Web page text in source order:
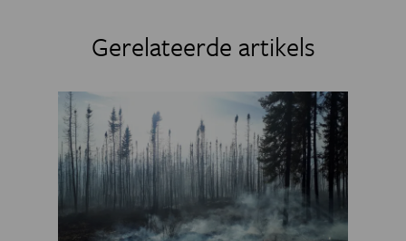
Gerelateerde artikels